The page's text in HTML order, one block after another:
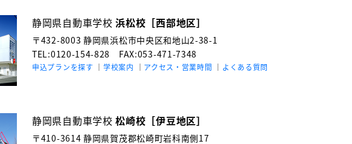
静岡県自動車学校浜松校［西部地区］
〒432-8003 静岡県浜松市中央区和地山2-38-1
TEL:0120-154-828 FAX:053-471-7348
申込プランを探す 学校案内 アクセス・営業時間 よくある質問
静岡県自動車学校松崎校［伊豆地区］
〒410-3614 静岡県賀茂郡松崎町岩科南側17